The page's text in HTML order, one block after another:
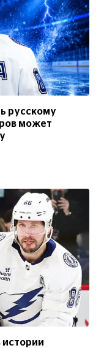
русскому
может
истории